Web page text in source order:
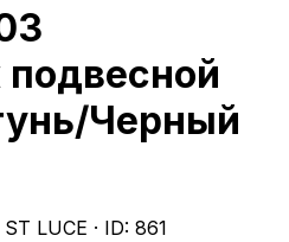
Черный
ST LUCE · ID: 861